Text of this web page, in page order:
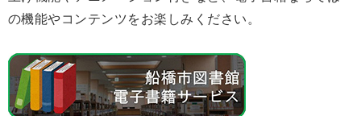
の機能やコンテンツをお楽しみください。